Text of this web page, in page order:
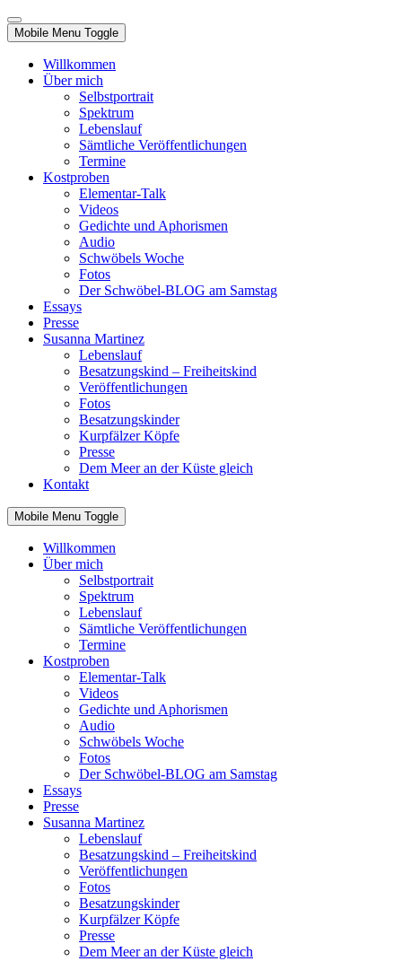
Mobile Menu Toggle
Willkommen
Über mich
Selbstportrait
Spektrum
Lebenslauf
Sämtliche Veröffentlichungen
Termine
Kostproben
Elementar-Talk
Videos
Gedichte und Aphorismen
Audio
Schwöbels Woche
Fotos
Der Schwöbel-BLOG am Samstag
Essays
Presse
Susanna Martinez
Lebenslauf
Besatzungskind – Freiheitskind
Veröffentlichungen
Fotos
Besatzungskinder
Kurpfälzer Köpfe
Presse
Dem Meer an der Küste gleich
Kontakt
Mobile Menu Toggle
Willkommen
Über mich
Selbstportrait
Spektrum
Lebenslauf
Sämtliche Veröffentlichungen
Termine
Kostproben
Elementar-Talk
Videos
Gedichte und Aphorismen
Audio
Schwöbels Woche
Fotos
Der Schwöbel-BLOG am Samstag
Essays
Presse
Susanna Martinez
Lebenslauf
Besatzungskind – Freiheitskind
Veröffentlichungen
Fotos
Besatzungskinder
Kurpfälzer Köpfe
Presse
Dem Meer an der Küste gleich